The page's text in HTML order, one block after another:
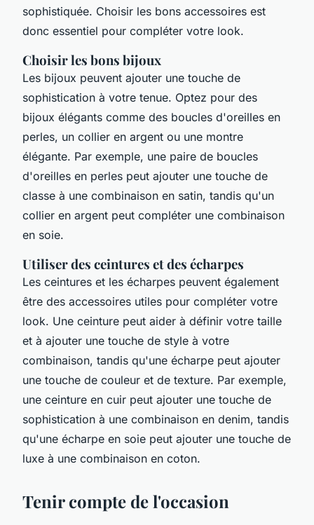
sophistiquée. Choisir les bons accessoires est
donc essentiel pour compléter votre look.
Choisir les bons bijoux
Les bijoux peuvent ajouter une touche de
sophistication à votre tenue. Optez pour des
bijoux élégants comme des boucles d'oreilles en
perles, un collier en argent ou une montre
élégante. Par exemple, une paire de boucles
d'oreilles en perles peut ajouter une touche de
classe à une combinaison en satin, tandis qu'un
collier en argent peut compléter une combinaison
en soie.
Utiliser des ceintures et des écharpes
Les ceintures et les écharpes peuvent également
être des accessoires utiles pour compléter votre
look. Une ceinture peut aider à définir votre taille
et à ajouter une touche de style à votre
combinaison, tandis qu'une écharpe peut ajouter
une touche de couleur et de texture. Par exemple,
une ceinture en cuir peut ajouter une touche de
sophistication à une combinaison en denim, tandis
qu'une écharpe en soie peut ajouter une touche de
luxe à une combinaison en coton.
Tenir compte de l'occasion